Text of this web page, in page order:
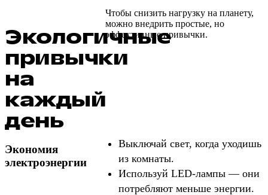
Экологичные
привычки
на
каждый
день
Чтобы снизить нагрузку на планету,
можно внедрить простые, но
эффективные привычки.
Экономия
электроэнергии
Выключай свет, когда уходишь
из комнаты.
Используй LED-лампы — они
потребляют меньше энергии.